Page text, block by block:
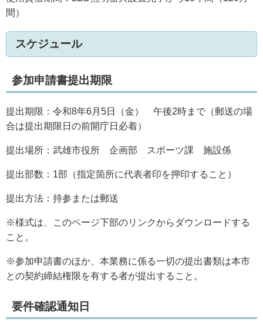
間）
スケジュール
参加申請書提出期限
提出期限：令和8年6月5日（金） 午後2時まで（郵送の場
合は提出期限日の前開庁日必着）
提出場所：武雄市役所 企画部 スポーツ課 施設係
提出部数：1部（指定箇所に代表者印を押印すること）
提出方法：持参または郵送
※様式は、このページ下部のリンクからダウンロードする
こと。
※参加申請書のほか、本業務に係る一切の提出書類は本市
との契約締結権限を有する者が提出すること。
要件確認通知日